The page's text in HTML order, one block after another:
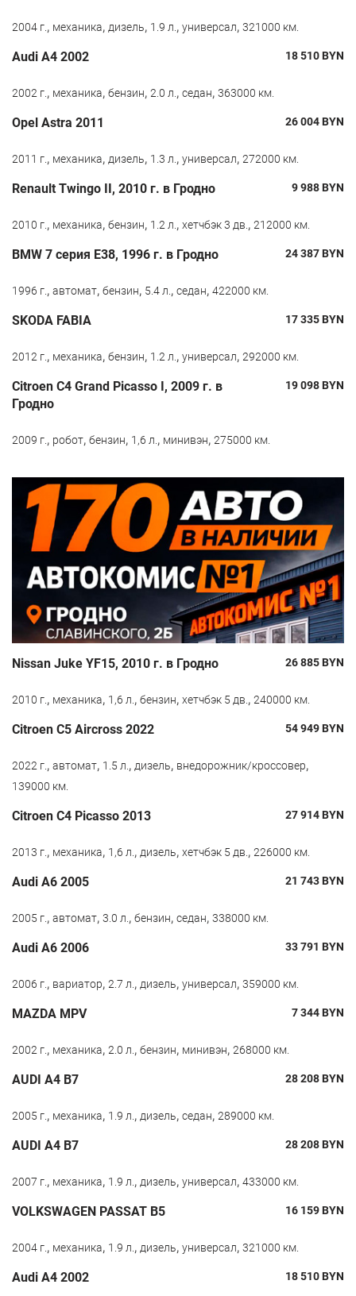
2004 г., механика, дизель, 1.9 л., универсал, 321000 км.
Audi A4 2002 18 510BYN
2002 г., механика, бензин, 2.0 л., седан, 363000 км.
Opel Astra 2011 26 004BYN
2011 г., механика, дизель, 1.3 л., универсал, 272000 км.
Renault Twingo II, 2010 г. в Гродно 9 988BYN
2010 г., механика, бензин, 1.2 л., хетчбэк 3 дв., 212000 км.
BMW 7 серия E38, 1996 г. в Гродно 24 387BYN
1996 г., автомат, бензин, 5.4 л., седан, 422000 км.
SKODA FABIA 17 335BYN
2012 г., механика, бензин, 1.2 л., универсал, 292000 км.
Citroen C4 Grand Picasso I, 2009 г. в
Гродно
19 098BYN
2009 г., робот, бензин, 1,6 л., минивэн, 275000 км.
Nissan Juke YF15, 2010 г. в Гродно 26 885BYN
2010 г., механика, 1,6 л., бензин, хетчбэк 5 дв., 240000 км.
Citroen С5 Aircross 2022 54 949BYN
2022 г., автомат, 1.5 л., дизель, внедорожник/кроссовер,
139000 км.
Citroen C4 Picasso 2013 27 914BYN
2013 г., механика, 1,6 л., дизель, хетчбэк 5 дв., 226000 км.
Audi A6 2005 21 743BYN
2005 г., автомат, 3.0 л., бензин, седан, 338000 км.
Audi A6 2006 33 791 BYN
2006 г., вариатор, 2.7 л., дизель, универсал, 359000 км.
MAZDA MPV 7 344BYN
2002 г., механика, 2.0 л., бензин, минивэн, 268000 км.
AUDI A4 B7 28 208BYN
2005 г., механика, 1.9 л., дизель, седан, 289000 км.
AUDI A4 B7 28 208BYN
2007 г., механика, 1.9 л., дизель, универсал, 433000 км.
VOLKSWAGEN PASSAT B5 16 159BYN
2004 г., механика, 1.9 л., дизель, универсал, 321000 км.
Audi A4 2002 18 510BYN